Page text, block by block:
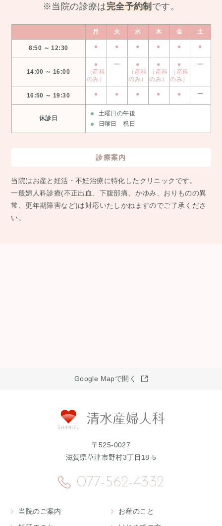
Google Mapで開く
※当院の診療は完全予約制 です。
月 火 水 木 金 土
8:50 ～ 12:30 ● ● ● ● ● ●
14:00 ～ 16:00
●
（産科
のみ）
ー
●
（産科
のみ）
●
（産科
のみ）
●
（産科
のみ）
ー
16:50 ～ 19:30 ● ● ● ● ● ー
休診日
土曜日の午後
日曜日 祝日
診療案内
当院はお産と妊活・不妊治療に特化したクリニックです。
⼀般婦⼈科診療(不正出⾎、下腹部痛、かゆみ、おりものの異
常、更年期障害など)は対応いたしかねますのでご了承くださ
い。
〒525-0027
滋賀県草津市野村3丁目18-5
077-562-4332
当院のご案内
お産のこと